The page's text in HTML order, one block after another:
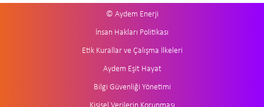
© Aydem Enerji
İnsan Hakları Politikası
Etik Kurallar ve Çalışma İlkeleri
Aydem Eşit Hayat
Bilgi Güvenliği Yönetimi